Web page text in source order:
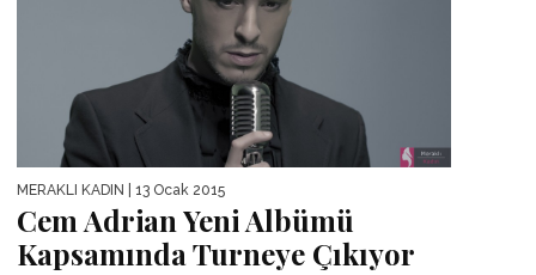
MERAKLI KADIN | 13 Ocak 2015
Cem Adrian Yeni Albümü
Kapsamında Turneye Çıkıyor